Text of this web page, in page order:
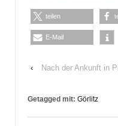
teilen
E-Mail
‹
Nach der Ankunft in
Getagged mit: Görlitz